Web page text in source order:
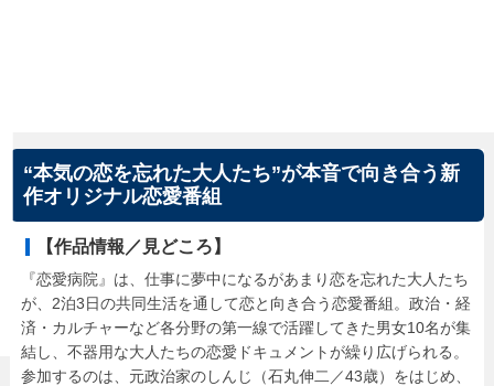
“本気の恋を忘れた大人たち”が本音で向き合う新
作オリジナル恋愛番組
【作品情報／見どころ】
『恋愛病院』は、仕事に夢中になるがあまり恋を忘れた大人たち
が、2泊3日の共同生活を通して恋と向き合う恋愛番組。政治・経
済・カルチャーなど各分野の第一線で活躍してきた男女10名が集
結し、不器用な大人たちの恋愛ドキュメントが繰り広げられる。
参加するのは、元政治家のしんじ（石丸伸二／43歳）をはじめ、